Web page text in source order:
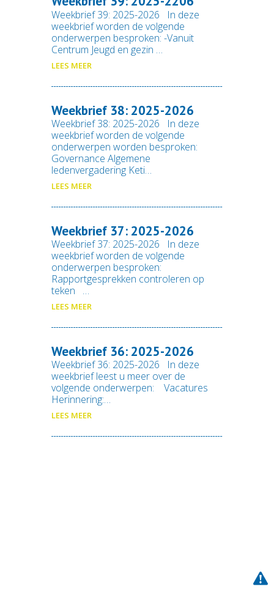
Weekbrief 39: 2025-2026 In deze
weekbrief worden de volgende
onderwerpen besproken: -Vanuit
Centrum Jeugd en gezin …
LEES MEER
Weekbrief 38: 2025-2026
Weekbrief 38: 2025-2026 In deze
weekbrief worden de volgende
onderwerpen worden besproken:
Governance Algemene
ledenvergadering Keti…
LEES MEER
Weekbrief 37: 2025-2026
Weekbrief 37: 2025-2026 In deze
weekbrief worden de volgende
onderwerpen besproken:
Rapportgesprekken controleren op
teken …
LEES MEER
Weekbrief 36: 2025-2026
Weekbrief 36: 2025-2026 In deze
weekbrief leest u meer over de
volgende onderwerpen: Vacatures
Herinnering:…
LEES MEER